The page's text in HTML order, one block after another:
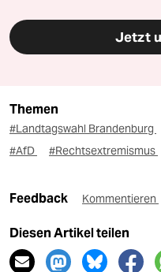
Jetzt
Themen
#Landtagswahl Brandenburg
#AfD
#Rechtsextremismus
Feedback Kommentieren
Diesen Artikel teilen